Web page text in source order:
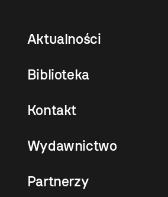
Aktualności
Biblioteka
Kontakt
Wydawnictwo
Partnerzy